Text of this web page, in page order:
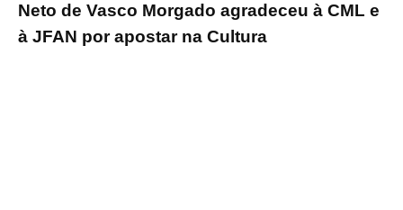
Neto de Vasco Morgado agradeceu à CML e
à JFAN por apostar na Cultura